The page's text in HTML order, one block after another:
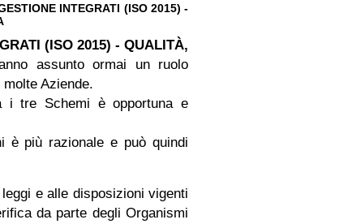
INTEGRATI (ISO 2015) -
(ISO 2015) - QUALITÀ,
assunto ormai un ruolo
Aziende.
i tre Schemi è opportuna e
è più razionale e può quindi
e alle disposizioni vigenti
da parte degli Organismi